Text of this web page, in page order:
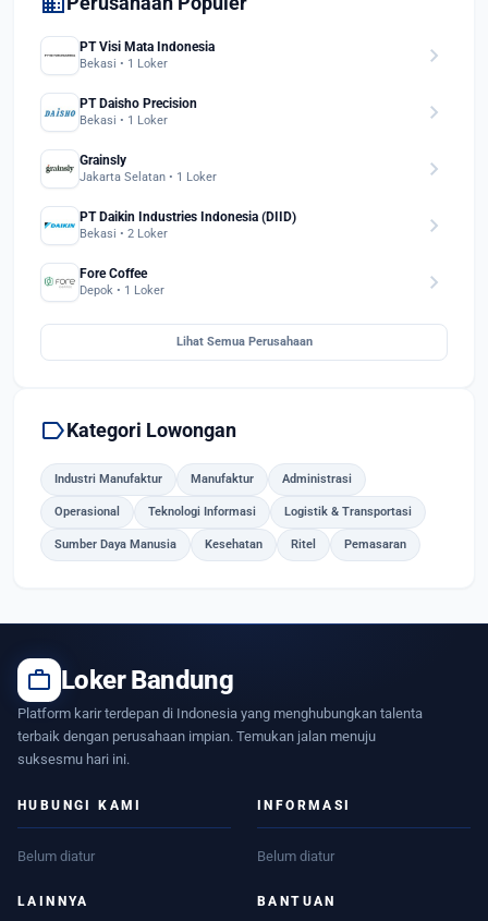
PT Visi Mata Indonesia
Bekasi • 1 Loker chevron_right
PT Daisho Precision
Bekasi • 1 Loker chevron_right
Grainsly
Jakarta Selatan • 1 Loker chevron_right
PT Daikin Industries Indonesia (DIID)
Bekasi • 2 Loker chevron_right
Fore Coffee
Depok • 1 Loker chevron_right
Lihat Semua Perusahaan
labelKategori Lowongan
Industri Manufaktur Manufaktur Administrasi
Operasional Teknologi Informasi Logistik & Transportasi
Sumber Daya Manusia Kesehatan Ritel Pemasaran
work Loker Bandung
Platform karir terdepan di Indonesia yang menghubungkan talenta
terbaik dengan perusahaan impian. Temukan jalan menuju
suksesmu hari ini.
HUBUNGI KAMI
Belum diatur
INFORMASI
Belum diatur
LAINNYA BANTUAN